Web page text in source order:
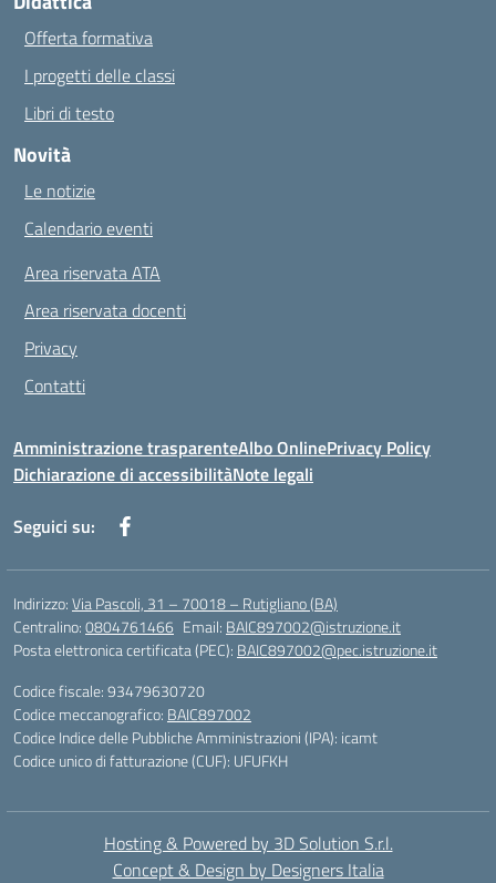
Offerta formativa
I progetti delle classi
Libri di testo
Novità
Le notizie
Calendario eventi
Area riservata ATA
Area riservata docenti
Privacy
Contatti
Amministrazione trasparenteAlbo OnlinePrivacy Policy
Dichiarazione di accessibilitàNote legali
Seguici su:
Indirizzo:Via Pascoli, 31 – 70018 – Rutigliano (BA)
Centralino:0804761466 Email: BAIC897002@istruzione.it
Posta elettronica certificata (PEC): BAIC897002@pec.istruzione.it
Codice fiscale: 93479630720
Codice meccanografico: BAIC897002
Codice Indice delle Pubbliche Amministrazioni (IPA): icamt
Codice unico di fatturazione (CUF): UFUFKH
Hosting & Powered by 3D Solution S.r.l.
Concept & Design by Designers Italia